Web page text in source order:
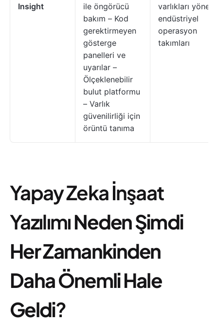
Insight
ile öngörücü
bakım – Kod
gerektirmeyen
gösterge
panelleri ve
uyarılar –
Ölçeklenebilir
bulut platformu
– Varlık
güvenilirliği için
örüntü tanıma
varlıkları
endüstriyel
operasyon
takımları
Yapay Zeka İnşaat
YazılımıNeden Şimdi
Her Zamankinden
Daha Önemli Hale
Geldi?